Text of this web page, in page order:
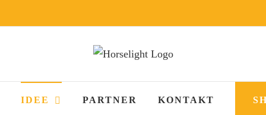
IDEE PARTNER KONTAKT